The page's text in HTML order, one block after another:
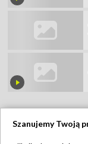
Szanujemy Twoją